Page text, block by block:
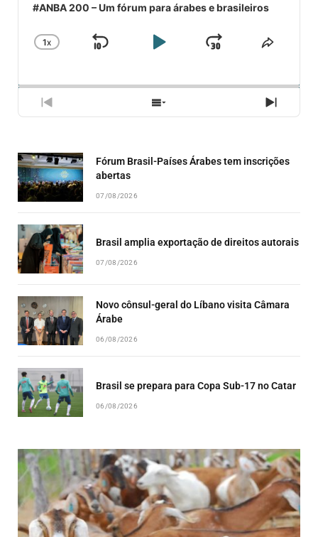
#ANBA 200 – Um fórum para árabes e brasileiros
CHANGE
1X
SKIP
PLAYJUMP
PREVIOUS
EPISODE
SHOW
EPISODES
NEXT
Fórum Brasil-Países Árabes tem inscrições
abertas
07/08/2026
Brasil amplia exportação de direitos autorais
07/08/2026
Novo cônsul-geral do Líbano visita Câmara
Árabe
06/08/2026
Brasil se prepara para Copa Sub-17 no Catar
06/08/2026